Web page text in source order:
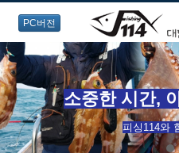
PC버전
소중한 시간,
피싱114와